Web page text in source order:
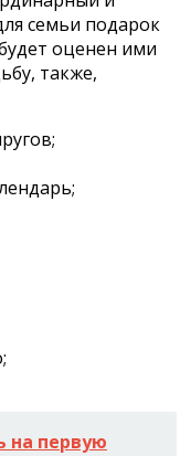
семьи подарок
оценен ими
также,
на первую